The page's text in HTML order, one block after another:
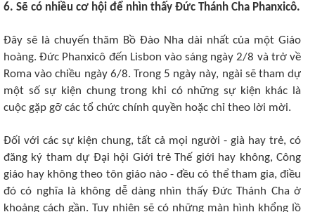
6. Sẽ có nhiều cơ hội để nhìn thấy Đức Thánh Cha Phanxicô.
Đây sẽ là chuyến thăm Bồ Đào Nha dài nhất của một Giáo
hoàng. Đức Phanxicô đến Lisbon vào sáng ngày 2/8 và trở về
Roma vào chiều ngày 6/8. Trong 5 ngày này, ngài sẽ tham dự
một số sự kiện chung trong khi có những sự kiện khác là
cuộc gặp gỡ các tổ chức chính quyền hoặc chỉ theo lời mời.
Đối với các sự kiện chung, tất cả mọi người - già hay trẻ, có
đăng ký tham dự Đại hội Giới trẻ Thế giới hay không, Công
giáo hay không theo tôn giáo nào - đều có thể tham gia, điều
đó có nghĩa là không dễ dàng nhìn thấy Đức Thánh Cha ở
khoảng cách gần. Tuy nhiên sẽ có những màn hình khổng lồ